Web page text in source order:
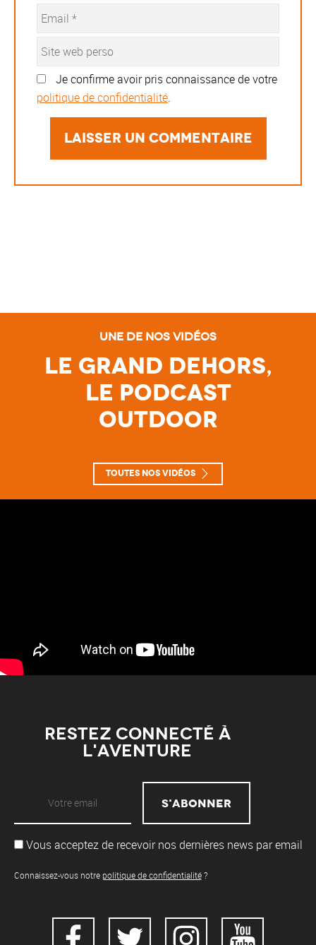
Je confirme avoir pris connaissance de votre
politique de confidentialité.
Une de nos vidéos
Le Grand Dehors,
le Podcast
Outdoor
Toutes nos vidéos
Restez connecté à
l'aventure
Vous acceptez de recevoir nos dernières news par email
Connaissez-vous notre politique de confidentialité?